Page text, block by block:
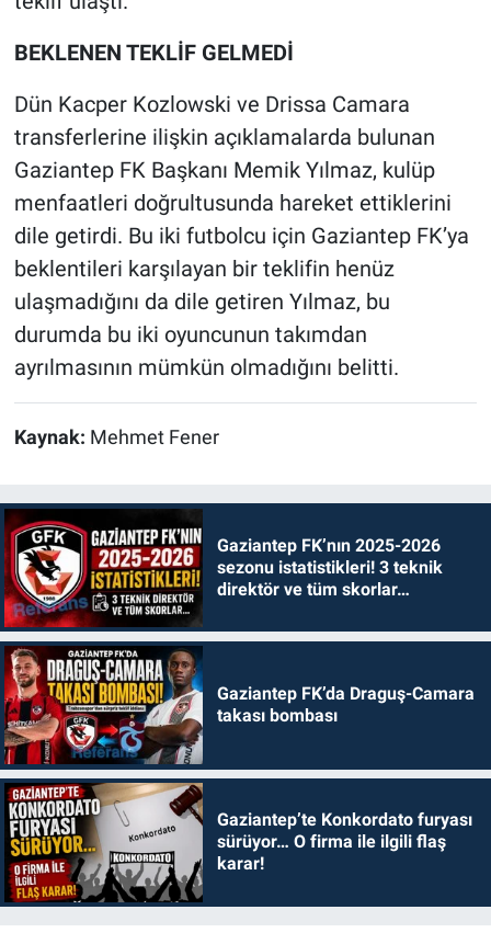
BEKLENEN TEKLİF GELMEDİ
Dün Kacper Kozlowski ve Drissa Camara
transferlerine ilişkin açıklamalarda bulunan
Gaziantep FK Başkanı Memik Yılmaz, kulüp
menfaatleri doğrultusunda hareket ettiklerini
dile getirdi. Bu iki futbolcu için Gaziantep FK’ya
beklentileri karşılayan bir teklifin henüz
ulaşmadığını da dile getiren Yılmaz, bu
durumda bu iki oyuncunun takımdan
ayrılmasının mümkün olmadığını belitti.
Kaynak: Mehmet Fener
Gaziantep FK’nın 2025-2026
sezonu istatistikleri! 3 teknik
direktör ve tüm skorlar…
Gaziantep FK’da Draguş-Camara
takası bombası
Gaziantep’te Konkordato furyası
sürüyor… O firma ile ilgili flaş
karar!